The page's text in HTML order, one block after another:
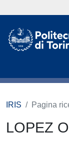
IRIS Pagina
LOPEZ